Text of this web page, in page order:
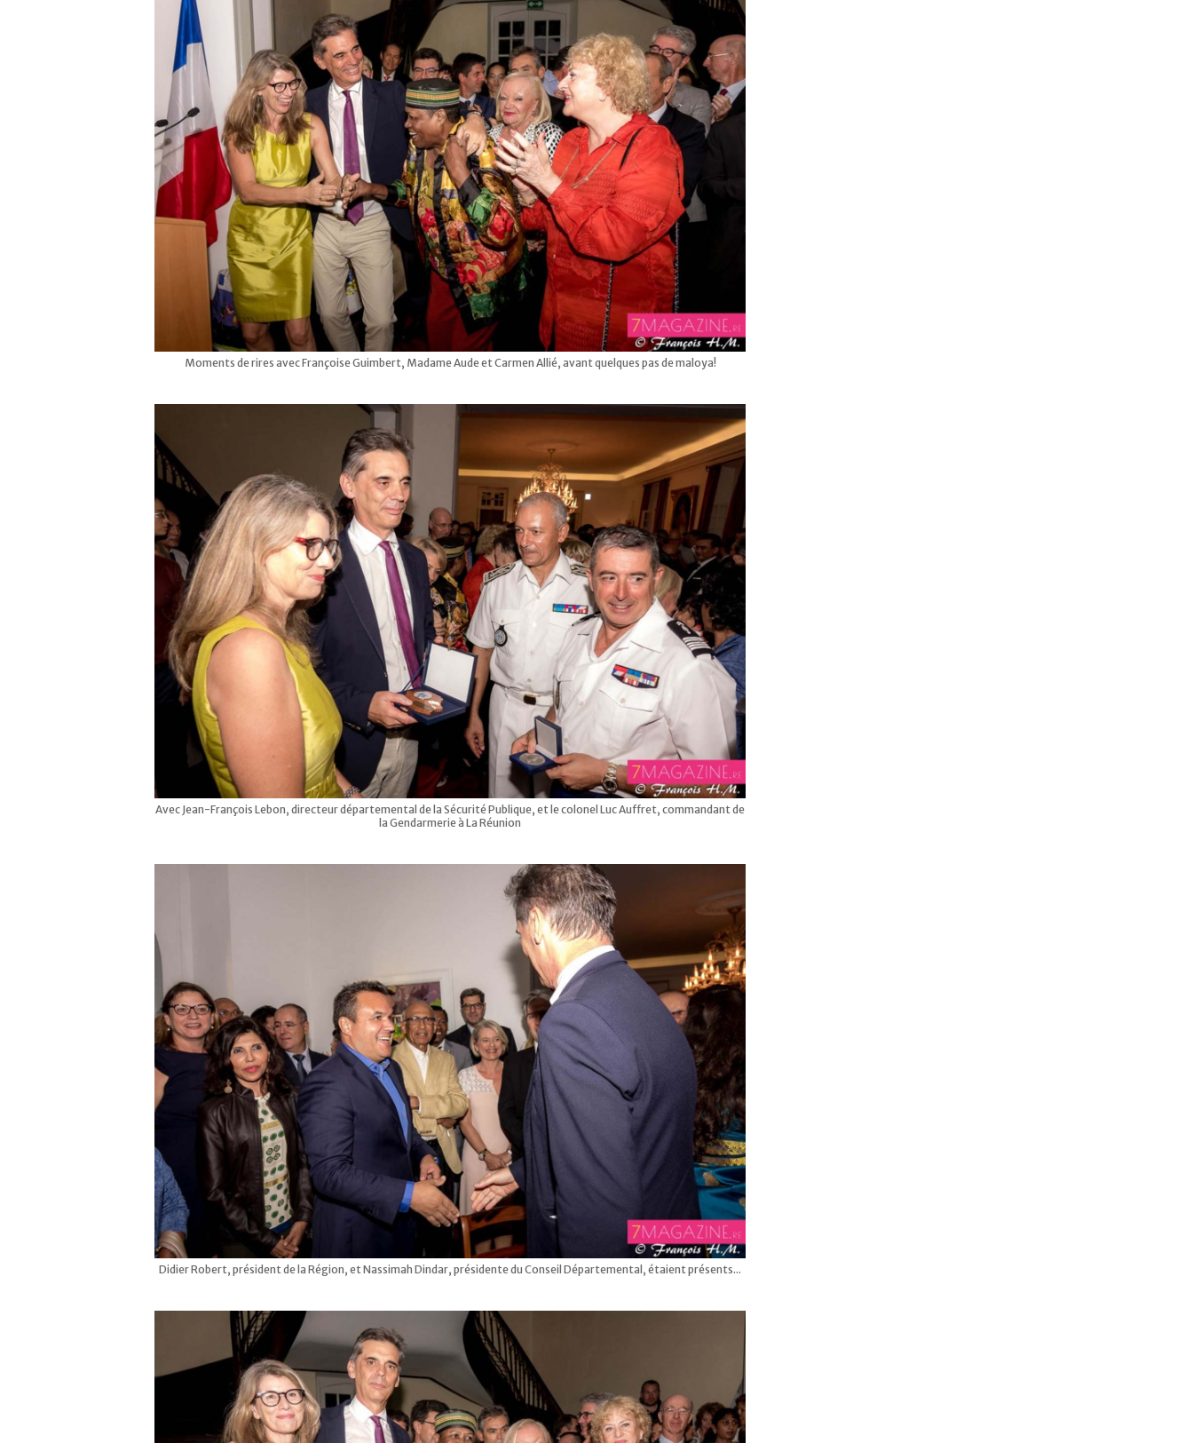
Moments de rires avec Françoise Guimbert, Madame Aude et Carmen Allié, avant quelques pas de maloya!
Avec Jean-François Lebon, directeur départemental de la Sécurité Publique, et le colonel Luc Auffret, commandant de
la Gendarmerie à La Réunion
Didier Robert, président de la Région, et Nassimah Dindar, présidente du Conseil Départemental, étaient présents...